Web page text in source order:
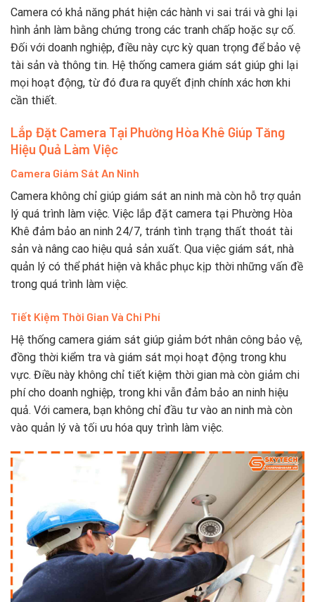
Camera có khả năng phát hiện các hành vi sai trái và ghi lại
hình ảnh làm bằng chứng trong các tranh chấp hoặc sự cố.
Đối với doanh nghiệp, điều này cực kỳ quan trọng để bảo vệ
tài sản và thông tin. Hệ thống camera giám sát giúp ghi lại
mọi hoạt động, từ đó đưa ra quyết định chính xác hơn khi
cần thiết.
Lắp Đặt Camera Tại Phường Hòa Khê Giúp Tăng
Hiệu Quả Làm Việc
Camera Giám Sát An Ninh
Camera không chỉ giúp giám sát an ninh mà còn hỗ trợ quản
lý quá trình làm việc. Việc lắp đặt camera tại Phường Hòa
Khê đảm bảo an ninh 24/7, tránh tình trạng thất thoát tài
sản và nâng cao hiệu quả sản xuất. Qua việc giám sát, nhà
quản lý có thể phát hiện và khắc phục kịp thời những vấn đề
trong quá trình làm việc.
Tiết Kiệm Thời Gian Và Chi Phí
Hệ thống camera giám sát giúp giảm bớt nhân công bảo vệ,
đồng thời kiểm tra và giám sát mọi hoạt động trong khu
vực. Điều này không chỉ tiết kiệm thời gian mà còn giảm chi
phí cho doanh nghiệp, trong khi vẫn đảm bảo an ninh hiệu
quả. Với camera, bạn không chỉ đầu tư vào an ninh mà còn
vào quản lý và tối ưu hóa quy trình làm việc.